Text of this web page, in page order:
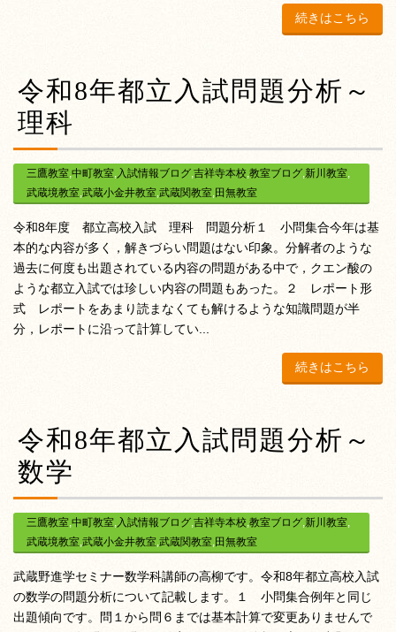
続きはこちら
令和8年都立入試問題分析～
理科
三鷹教室,中町教室,入試情報ブログ,吉祥寺本校,教室ブログ,新川教室,
武蔵境教室,武蔵小金井教室,武蔵関教室,田無教室
令和8年度 都立高校入試 理科 問題分析１ 小問集合今年は基
本的な内容が多く，解きづらい問題はない印象。分解者のような
過去に何度も出題されている内容の問題がある中で，クエン酸の
ような都立入試では珍しい内容の問題もあった。２ レポート形
式 レポートをあまり読まなくても解けるような知識問題が半
分，レポートに沿って計算してい...
続きはこちら
令和8年都立入試問題分析～
数学
三鷹教室,中町教室,入試情報ブログ,吉祥寺本校,教室ブログ,新川教室,
武蔵境教室,武蔵小金井教室,武蔵関教室,田無教室
武蔵野進学セミナー数学科講師の高柳です。令和8年都立高校入試
の数学の問題分析について記載します。１ 小問集合例年と同じ
出題傾向です。問１から問６までは基本計算で変更ありませんで